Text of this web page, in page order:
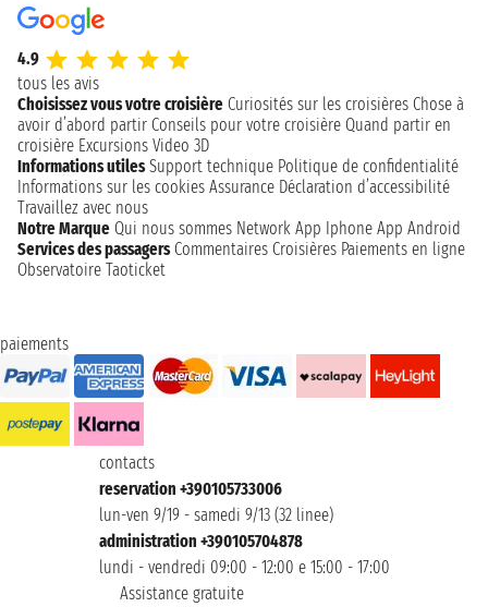
4.9
tous les avis
Choisissez vous votre croisière Curiosités sur les croisières Chose à
avoir d’abord partir Conseils pour votre croisière Quand partir en
croisière Excursions Video 3D
Informations utiles Support technique Politique de confidentialité
Informations sur les cookies Assurance Déclaration d’accessibilité
Travaillez avec nous
Notre Marque Qui nous sommes Network App Iphone App Android
Services des passagers Commentaires Croisières Paiements en ligne
Observatoire Taoticket
paiements
contacts
reservation +390105733006
lun-ven 9/19 - samedi 9/13 (32 linee)
administration +390105704878
lundi - vendredi 09:00 - 12:00 e 15:00 - 17:00
Assistance gratuite